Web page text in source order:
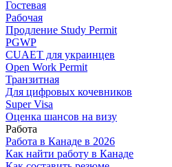
Гостевая
Рабочая
Продление Study Permit
PGWP
CUAET для украинцев
Open Work Permit
Транзитная
Для цифровых кочевников
Super Visa
Оценка шансов на визу
Работа
Работа в Канаде в 2026
Как найти работу в Канаде